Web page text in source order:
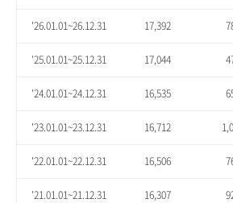
'26.01.01~26.12.31 17,392
'25.01.01~25.12.31 17,044
'24.01.01~24.12.31 16,535
'23.01.01~23.12.31 16,712
'22.01.01~22.12.31 16,506
'21.01.01~21.12.31 16,307